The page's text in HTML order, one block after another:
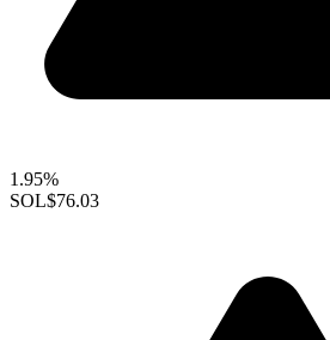
1.95%
SOL$76.03